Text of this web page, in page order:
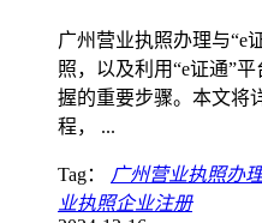
广州营业执照办理与“e
照，以及利用“e证通”
握的重要步骤。本文将
程， ...
Tag：
广州营业执照办
业执照企业注册